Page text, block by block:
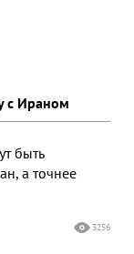
с Ираном
быть
а точнее
3256